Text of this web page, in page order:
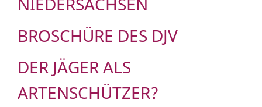
BROSCHÜRE DES DJV
DER JÄGER ALS
ARTENSCHÜTZER?